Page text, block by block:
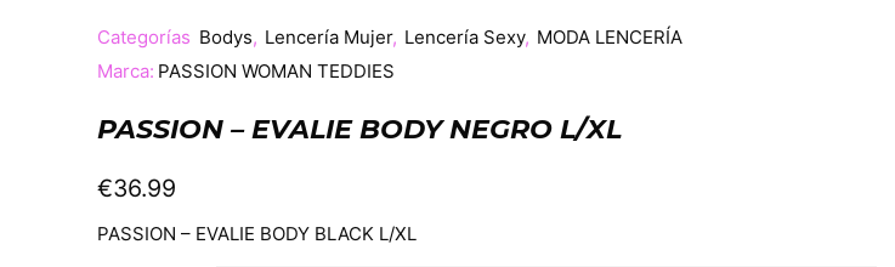
Categorías Bodys, Lencería Mujer, Lencería Sexy, MODA LENCERÍA
Marca: PASSION WOMAN TEDDIES
PASSION – EVALIE BODY NEGRO L/XL
€36.99
PASSION – EVALIE BODY BLACK L/XL